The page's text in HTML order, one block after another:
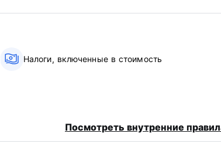
Налоги, включенные в стоимость
Посмотреть внутренние